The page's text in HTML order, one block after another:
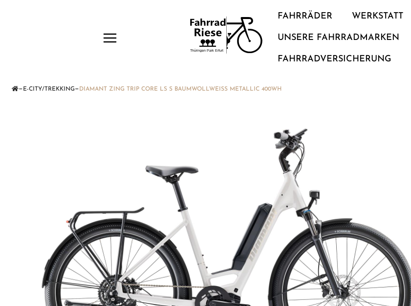
FAHRRÄDER WERKSTATT
UNSERE FAHRRADMARKEN
FAHRRADVERSICHERUNG
— E-CITY/TREKKING— DIAMANT ZING TRIP CORE LS S BAUMWOLLWEISS METALLIC 400WH